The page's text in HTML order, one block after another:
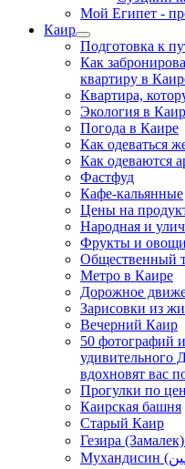
Мой Египет -
Каир
Подготовка к
Как
квартиру в
Квартира,
Экология в
Погода в Каире
Как одеваться
Как одеваются
Фастфуд
Кафе-кальянные
Цены на
Народная и
Фрукты и овощи
Общественный
Метро в Каире
Дорожное
Зарисовки из
Вечерний Каир
50 фотографий
удивительного
вдохновят вас
Прогулки по
Каирская башня
Старый Каир